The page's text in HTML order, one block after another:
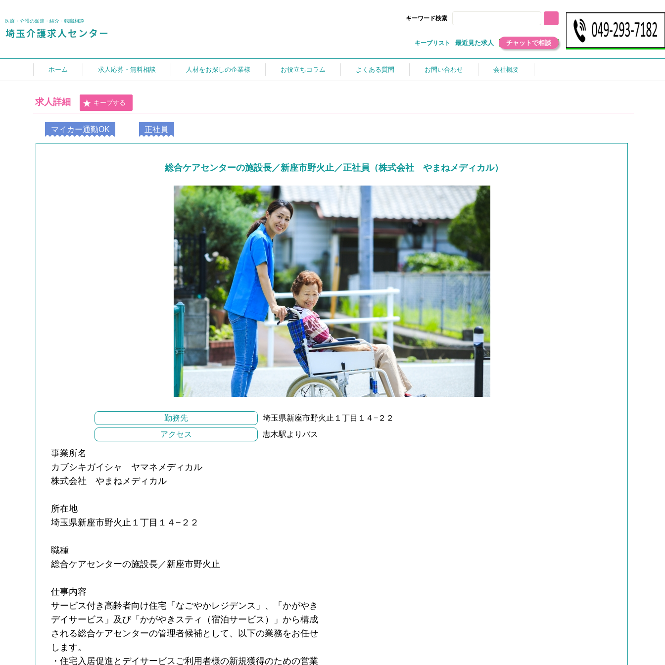
医療・介護の派遣・紹介・転職相談 キーワード検索
キープリスト 最近見た求人 チャットで相談
ホーム 求人応募・無料相談 人材をお探しの企業様 お役立ちコラム よくある質問 お問い合わせ 会社概要
求人詳細 キープする
マイカー通勤OK 正社員
総合ケアセンターの施設長／新座市野火止／正社員（株式会社 やまねメディカル）
勤務先
埼玉県新座市野火止１丁目１４−２２
アクセス
志木駅よりバス
事業所名
カブシキガイシャ ヤマネメディカル
株式会社 やまねメディカル
所在地
埼玉県新座市野火止１丁目１４−２２
職種
総合ケアセンターの施設長／新座市野火止
仕事内容
サービス付き高齢者向け住宅「なごやかレジデンス」、「かがやき
デイサービス」及び「かがやきスティ（宿泊サービス）」から構成
される総合ケアセンターの管理者候補として、以下の業務をお任せ
します。
・住宅入居促進とデイサービスご利用者様の新規獲得のための営業